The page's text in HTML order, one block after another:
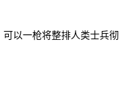
以一枪将整排人类士兵彻